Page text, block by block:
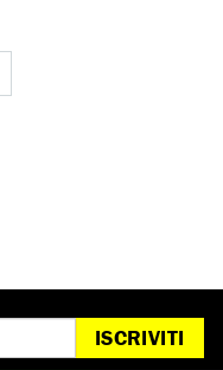
ISCRIVITI